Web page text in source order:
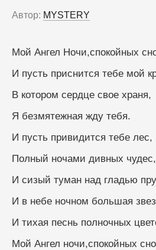
Автор: MYSTERY
Мой Ангел Ночи,спокойных
И пусть приснится тебе мой
В котором сердце свое храня,
Я безмятежная жду тебя.
И пусть привидится тебе лес,
Полный ночами дивных чудес,
И сизый туман над гладью
И в небе ночном большая
И тихая песнь полночных
Мой Ангел ночи,спокойных